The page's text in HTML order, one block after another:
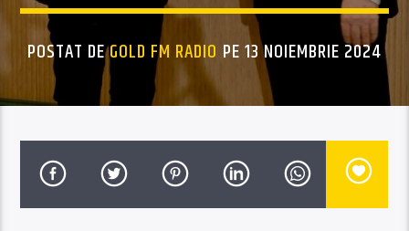
POSTAT DEGOLD FM RADIO PE 13 NOIEMBRIE 2024